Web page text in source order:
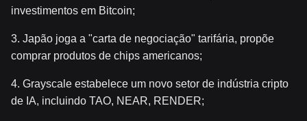
investimentos em Bitcoin;
3. Japão joga a "carta de negociação" tarifária, propõe
comprar produtos de chips americanos;
4. Grayscale estabelece um novo setor de indústria cripto
de IA, incluindo TAO, NEAR, RENDER;